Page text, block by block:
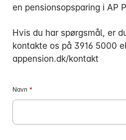
en pensionsopsparing i AP
Hvis du har spørgsmål, er
kontakte os på 3916 5000
appension.dk/kontakt
Navn *
Mandag:
Tirsdag:
Torsdag:
Fredag: